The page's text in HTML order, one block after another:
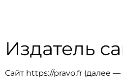
Издатель
Сайт https://pravo.fr (далее —